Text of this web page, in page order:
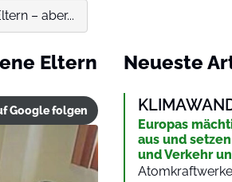
– aber...
Eltern
Google folgen
Neueste
Europas
aus und
und Verkehr